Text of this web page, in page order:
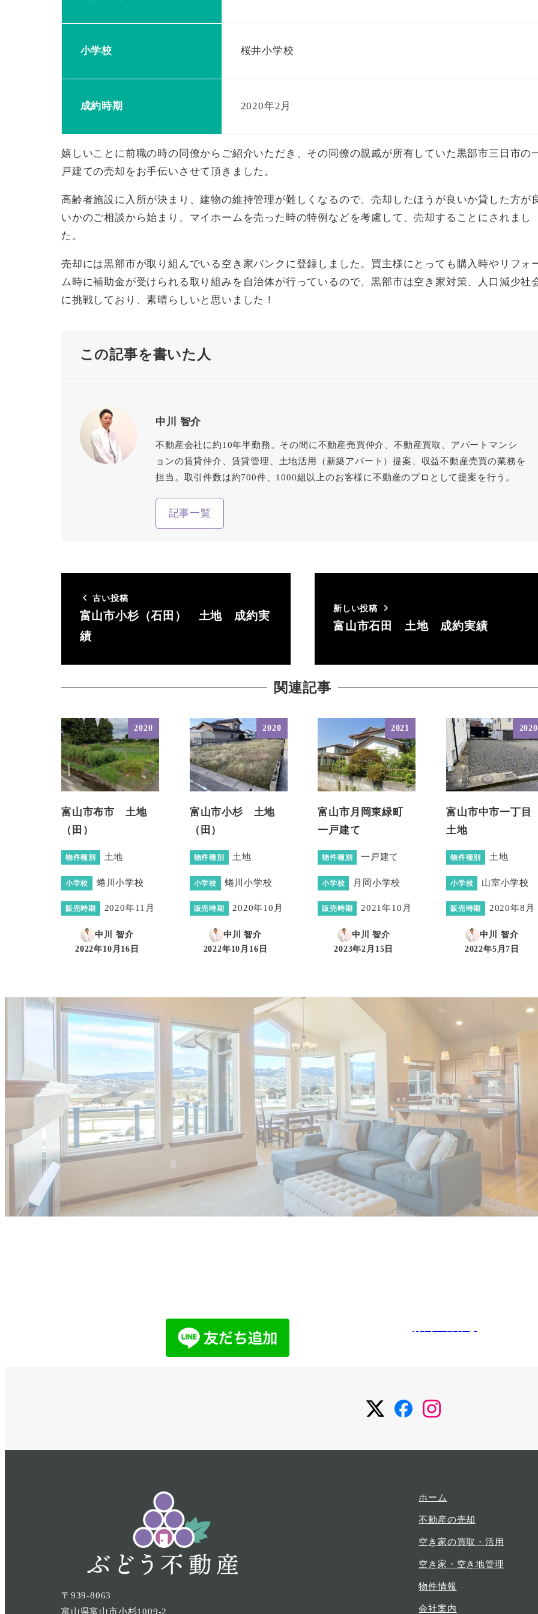
小学校 桜井小学校
成約時期 2020年2月
嬉しいことに前職の時の同僚からご紹介いただき、その同僚の親戚が所有していた黒部市三日市の
戸建ての売却をお手伝いさせて頂きました。
高齢者施設に入所が決まり、建物の維持管理が難しくなるので、売却したほうが良いか貸した方が
いかのご相談から始まり、マイホームを売った時の特例などを考慮して、売却することにされまし
た。
売却には黒部市が取り組んでいる空き家バンクに登録しました。買主様にとっても購入時やリフォ
ム時に補助金が受けられる取り組みを自治体が行っているので、黒部市は空き家対策、人口減少社
に挑戦しており、素晴らしいと思いました！
この記事を書いた人
中川 智介
不動産会社に約10年半勤務。その間に不動産売買仲介、不動産買取、アパートマンシ
ョンの賃貸仲介、賃貸管理、土地活用（新築アパート）提案、収益不動産売買の業務を
担当。取引件数は約700件、1000組以上のお客様に不動産のプロとして提案を行う。
記事一覧
古い投稿
富山市小杉（石田） 土地 成約実
績
新しい投稿
富山市石田 土地 成約実績
関連記事
2020
富山市布市 土地
（田）
物件種別 土地
小学校 蜷川小学校
販売時期 2020年11月
中川 智介
投稿日
2022年10月16日
2020
富山市小杉 土地
（田）
物件種別 土地
小学校 蜷川小学校
販売時期 2020年10月
中川 智介
投稿日
2022年10月16日
2021
富山市月岡東緑町
一戸建て
物件種別 一戸建て
小学校 月岡小学校
販売時期 2021年10月
中川 智介
投稿日
2023年2月15日
2020
富山市中市一丁
土地
物件種別 土地
小学校 山室小学校
販売時期 2020年8月
中川 智介
投稿日
2022年5月7日
目
メ
ニ
目
メ
ニ
目
〒939-8063
富山県富山市小杉1009-2
ホーム
不動産の売却
空き家の買取・活用
空き家・空き地管理
物件情報
会社案内